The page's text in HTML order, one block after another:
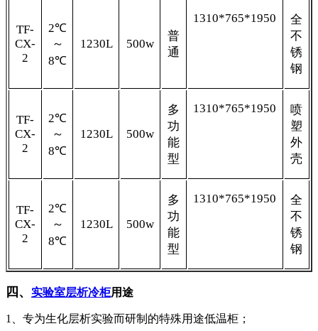
TF-
CX-
2
2℃
～
8℃
1230L 500w
普
通
1310*765*1950
全
不
锈
钢
TF-
CX-
2
2℃
～
8℃
1230L 500w
多
功
能
型
1310*765*1950
喷
塑
外
壳
TF-
CX-
2
2℃
～
8℃
1230L 500w
多
功
能
型
1310*765*1950
全
不
锈
钢
四 、 实验室层析冷柜用途
1、专为生化层析实验而研制的特殊用途低温柜；